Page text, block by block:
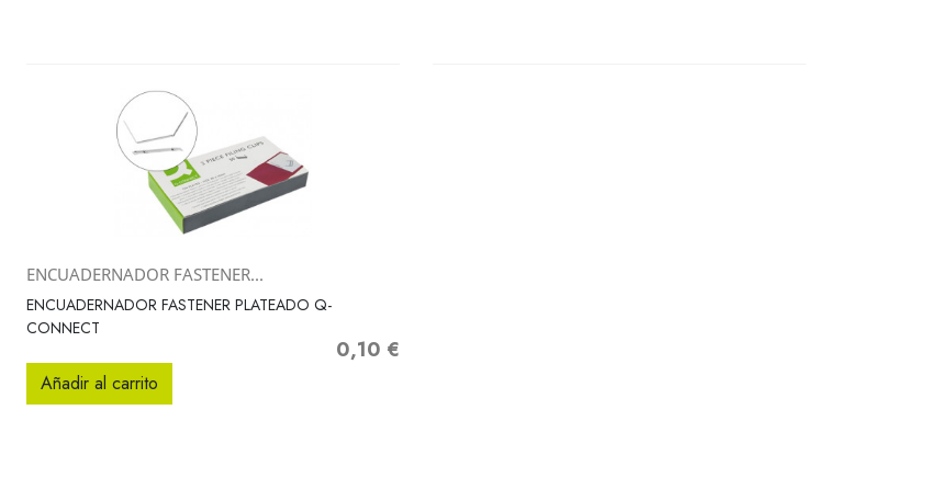
Vista rápida
ENCUADERNADOR FASTENER...
ENCUADERNADOR FASTENER PLATEADO Q-
CONNECT
Precio
0,10 €
Añadir al carrito